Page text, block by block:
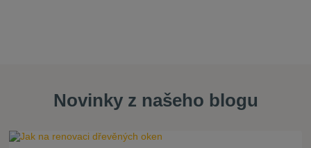
Novinky z našeho blogu